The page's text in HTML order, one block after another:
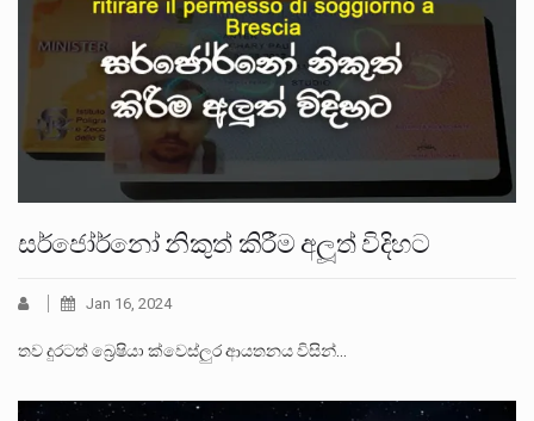
සර්ජෝර්නෝ නිකුත් කිරීම අලූත් විදිහට
Jan 16, 2024
තව දුරටත් බ්‍රෙෂියා ක්වෙස්ලුර ආයතනය විසින්…